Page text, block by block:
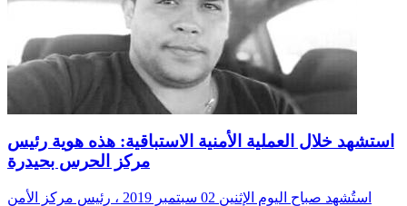
استشهد خلال العملية الأمنية الاستباقية: هذه هوية رئيس
مركز الحرس بحيدرة
استُشهد صباح اليوم الإثنين 02 سبتمبر 2019 ، رئيس مركز الأمن